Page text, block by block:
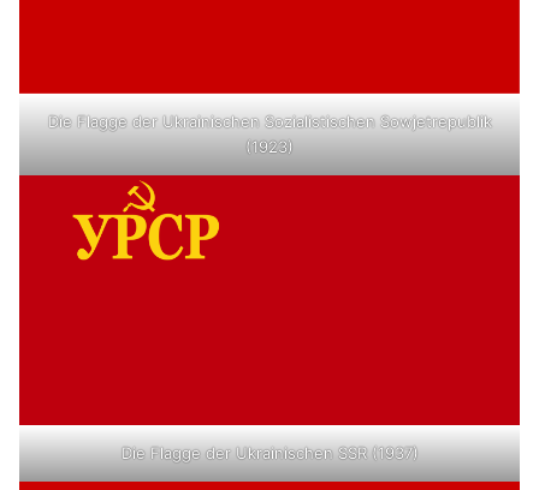
Die Flagge der Ukrainischen Sozialistischen Sowjetrepublik
(1923)
Die Flagge der Ukrainischen SSR (1937)